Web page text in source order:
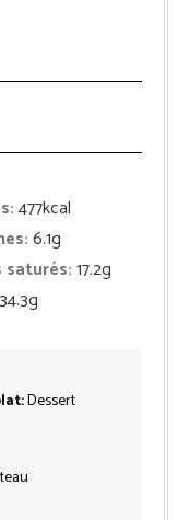
477kcal
6.1g
saturés:17.2g
34.3g
Dessert